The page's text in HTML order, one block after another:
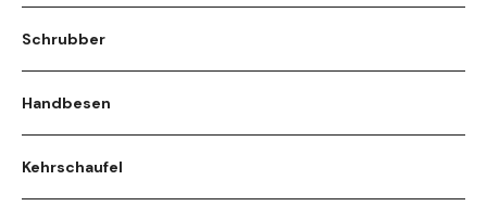
Schrubber
Handbesen
Kehrschaufel